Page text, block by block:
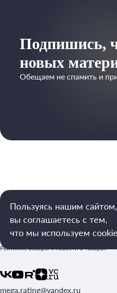
Подпишись,
новых
Обещаем не спамить и
Рейтинги, обзоры и новости о товарах
mega.rating@yandex.ru
Пользуясь нашим сайтом,
вы соглашаетесь с тем,
что мы используем